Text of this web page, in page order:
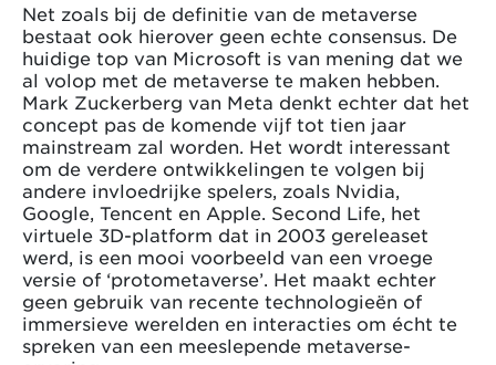
Net zoals bij de definitie van de metaverse
bestaat ook hierover geen echte consensus. De
huidige top van Microsoft is van mening dat we
al volop met de metaverse te maken hebben.
Mark Zuckerberg van Meta denkt echter dat het
concept pas de komende vijf tot tien jaar
mainstream zal worden. Het wordt interessant
om de verdere ontwikkelingen te volgen bij
andere invloedrijke spelers, zoals Nvidia,
Google, Tencent en Apple. Second Life, het
virtuele 3D-platform dat in 2003 gereleaset
werd, is een mooi voorbeeld van een vroege
versie of ‘protometaverse’. Het maakt echter
geen gebruik van recente technologieën of
immersieve werelden en interacties om écht te
spreken van een meeslepende metaverse-